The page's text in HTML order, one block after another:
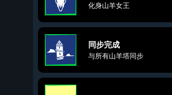
化身山羊女王
同步完成
与所有山羊塔同步